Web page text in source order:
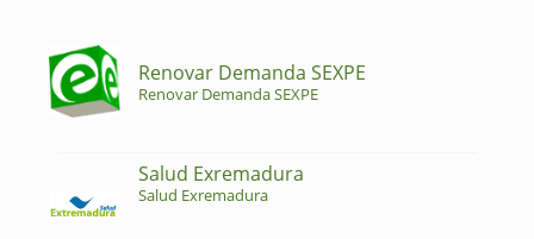
Renovar Demanda SEXPE
Renovar Demanda SEXPE
Salud Exremadura
Salud Exremadura